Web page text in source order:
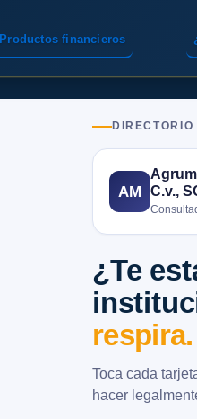
Productos financieros
AM
C.v.,
¿Te
respira.
Toca cada
hacer